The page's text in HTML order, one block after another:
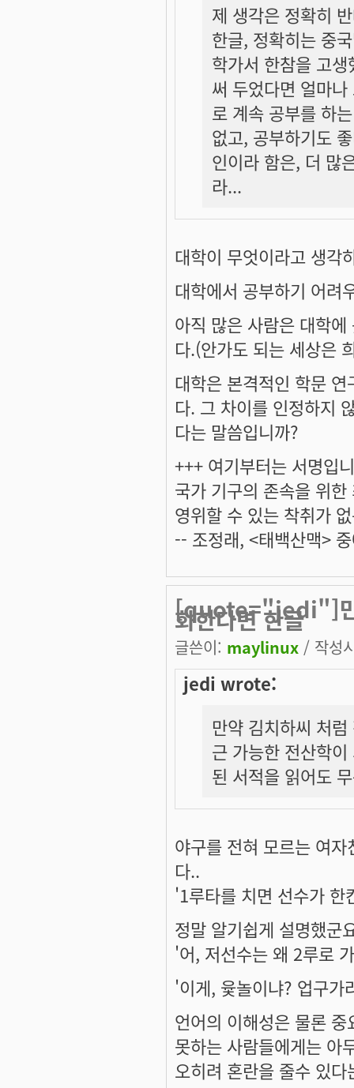
제 생각은 정확히
한글, 정확히는 중
학가서 한참을 고
써 두었다면 얼마
로 계속 공부를 하
없고, 공부하기도
인이라 함은, 더 많
라...
대학이 무엇이라고 생각
대학에서 공부하기 어려
아직 많은 사람은 대학
다.(안가도 되는 세상은
대학은 본격적인 학문
다. 그 차이를 인정하지
다는 말씀입니까?
+++ 여기부터는 서명입
국가 기구의 존속을 위
영위할 수 있는 착취가
-- 조정래, <태백산맥>
[quote="jedi"]만
화한다면 한글
글쓴이: maylinux / 작성
jedi wrote:
만약 김치하씨 처
근 가능한 전산학
된 서적을 읽어도
야구를 전혀 모르는 여
다..
'1루타를 치면 선수가
정말 알기쉽게 설명했군
'어, 저선수는 왜 2루로
'이게, 윷놀이냐? 업구가
언어의 이해성은 물론
못하는 사람들에게는 아
오히려 혼란을 줄수 있다